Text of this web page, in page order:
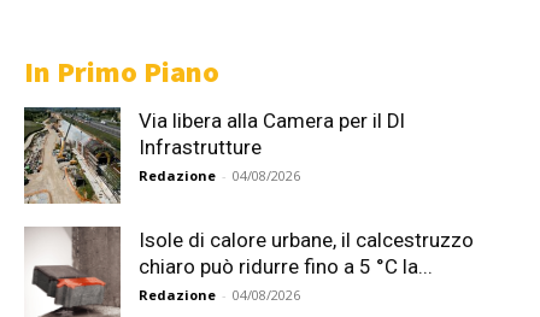
In Primo Piano
Via libera alla Camera per il Dl
Infrastrutture
Redazione - 04/08/2026
Isole di calore urbane, il calcestruzzo
chiaro può ridurre fino a 5 °C la...
Redazione - 04/08/2026